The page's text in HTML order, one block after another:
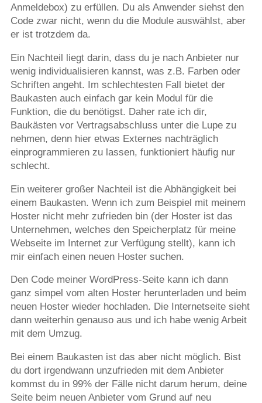
Anmeldebox) zu erfüllen. Du als Anwender siehst den
Code zwar nicht, wenn du die Module auswählst, aber
er ist trotzdem da.
Ein Nachteil liegt darin, dass du je nach Anbieter nur
wenig individualisieren kannst, was z.B. Farben oder
Schriften angeht. Im schlechtesten Fall bietet der
Baukasten auch einfach gar kein Modul für die
Funktion, die du benötigst. Daher rate ich dir,
Baukästen vor Vertragsabschluss unter die Lupe zu
nehmen, denn hier etwas Externes nachträglich
einprogrammieren zu lassen, funktioniert häufig nur
schlecht.
Ein weiterer großer Nachteil ist die Abhängigkeit bei
einem Baukasten. Wenn ich zum Beispiel mit meinem
Hoster nicht mehr zufrieden bin (der Hoster ist das
Unternehmen, welches den Speicherplatz für meine
Webseite im Internet zur Verfügung stellt), kann ich
mir einfach einen neuen Hoster suchen.
Den Code meiner WordPress-Seite kann ich dann
ganz simpel vom alten Hoster herunterladen und beim
neuen Hoster wieder hochladen. Die Internetseite sieht
dann weiterhin genauso aus und ich habe wenig Arbeit
mit dem Umzug.
Bei einem Baukasten ist das aber nicht möglich. Bist
du dort irgendwann unzufrieden mit dem Anbieter
kommst du in 99% der Fälle nicht darum herum, deine
Seite beim neuen Anbieter vom Grund auf neu